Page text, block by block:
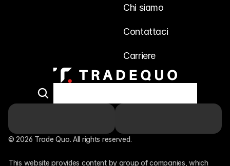
Chi siamo
Contattaci
Carriere
© 2026 Trade Quo. All rights reserved.
This website provides content by group of companies, which